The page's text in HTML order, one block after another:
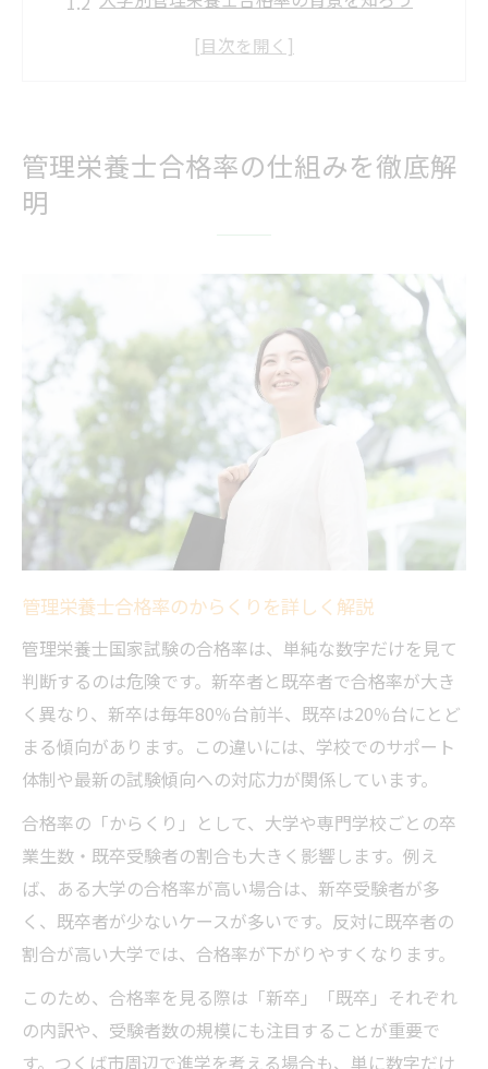
合格率が変動する要因とその理由
茨城県つくば市で資格取得を目指す女性へ
つくば市で管理栄養士資格取得を目指すポ
女性が管理栄養士を目指す際の注意点
管理栄養士合格率から見る進路選択のコツ
つくば市周辺の管理栄養士養成校の特徴
大学別管理栄養士合格率の違いを探る
管理栄養士合格率ランキングでわかる大学
選び
大学別合格率の差が生まれる理由とは
合格率が高い大学の特徴と教育体制
大学選択に役立つ合格実績の見方
合格率から見る最適な進学先の選び方
管理栄養士合格率を重視した進学先選びの
基準
合格率を比較して自分に合う学校を探す方
管理栄養士合格率が高い進学先の条件
進学先ごとのサポート体制と合格実績
管理栄養士合格率で見る学校の強み
新卒と既卒で変わる管理栄養士合格率事情
新卒と既卒で異なる管理栄養士合格率の理
管理栄養士合格率の新卒・既卒別の傾向分
管理栄養士合格率の仕組みを徹底解
明
管理栄養士合格率のからくりを詳しく解説
管理栄養士国家試験の合格率は、単純な数字だけを見て
判断するのは危険です。新卒者と既卒者で合格率が大き
く異なり、新卒は毎年80％台前半、既卒は20％台にとど
まる傾向があります。この違いには、学校でのサポート
体制や最新の試験傾向への対応力が関係しています。
合格率の「からくり」として、大学や専門学校ごとの卒
業生数・既卒受験者の割合も大きく影響します。例え
ば、ある大学の合格率が高い場合は、新卒受験者が多
く、既卒者が少ないケースが多いです。反対に既卒者の
割合が高い大学では、合格率が下がりやすくなります。
このため、合格率を見る際は「新卒」「既卒」それぞれ
の内訳や、受験者数の規模にも注目することが重要で
す。つくば市周辺で進学を考える場合も、単に数字だけ